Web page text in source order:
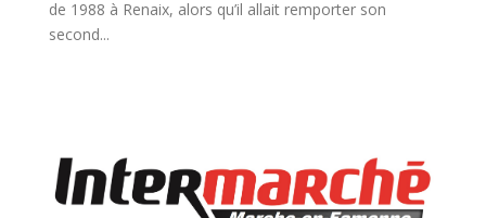
de 1988 à Renaix, alors qu’il allait remporter son
second...